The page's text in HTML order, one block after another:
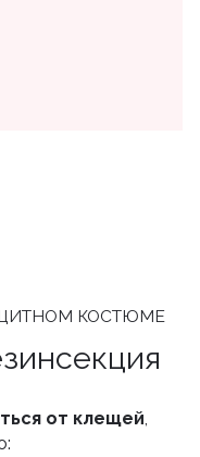
КОСТЮМЕ
от клещей,